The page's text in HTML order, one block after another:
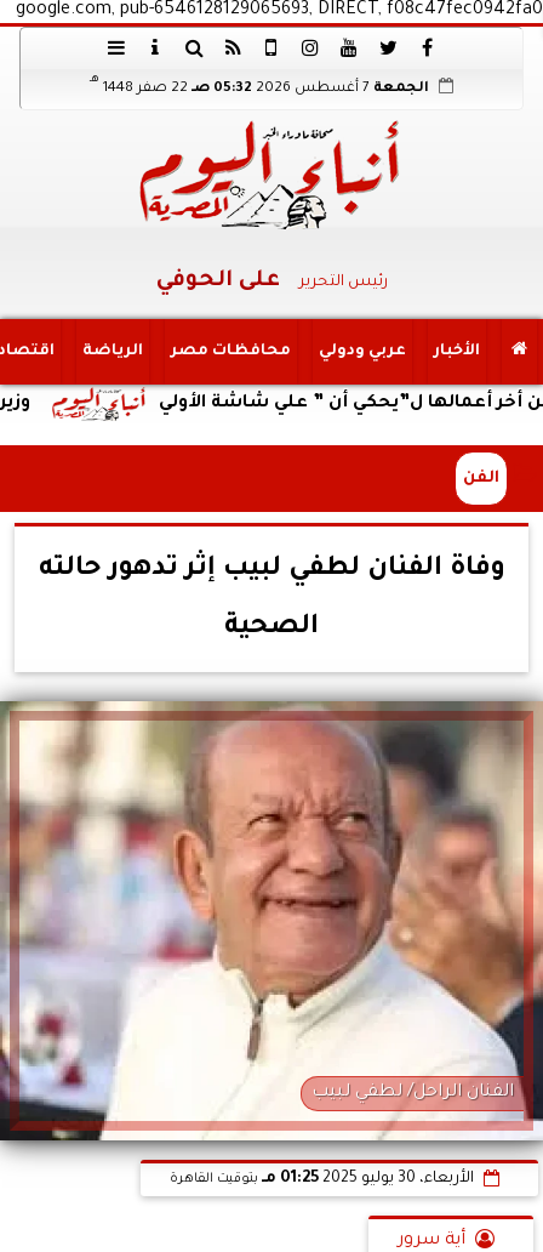
google.com, pub-6546128129065693, DIRECT, f08c47fec0942fa0
الجمعة 05:32 صـ 22 صفر 1448
هـ
رئيس التحرير على الحوفي
الأخبار عربي ودولي محافظات مصر الرياضة
وزير العمل ل”يحكي أن ” علي شاشة الأولي
الفن
وفاة الفنان لطفي لبيب إثر تدهور حالته
الصحية
الفنان الراحل/ لطفي لبيب
الأربعاء، 30 يوليو 2025 01:25 مـ بتوقيت القاهرة
أية سرور